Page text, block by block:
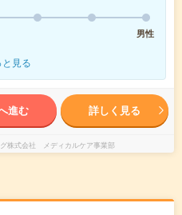
男性
と見る
進む 詳しく見る
株式会社 メディカルケア事業部